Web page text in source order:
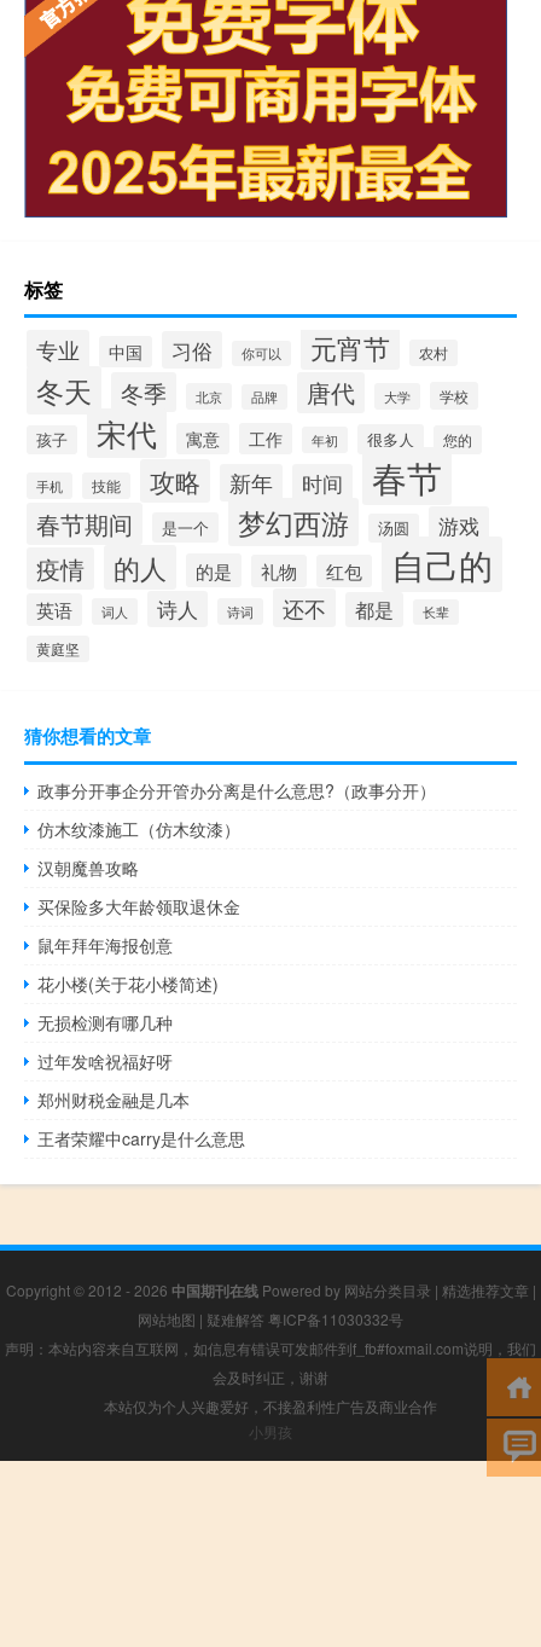
标签
专业 中国 习俗 你可以 元宵节 农村
冬天 冬季 北京 品牌 唐代 大学 学校
孩子 宋代 寓意 工作 年初 很多人 您的
手机 技能 攻略 新年 时间 春节
春节期间 是一个 梦幻西游 汤圆 游戏
疫情 的人 的是 礼物 红包 自己的
英语 词人 诗人 诗词 还不 都是 长辈
黄庭坚
猜你想看的文章
政事分开事企分开管办分离是什么意思?（政事分开）
仿木纹漆施工（仿木纹漆）
汉朝魔兽攻略
买保险多大年龄领取退休金
鼠年拜年海报创意
花小楼(关于花小楼简述)
无损检测有哪几种
过年发啥祝福好呀
郑州财税金融是几本
王者荣耀中carry是什么意思
Copyright © 2012 - 2026 中国期刊在线Powered by 网站分类目录 | 精选推荐文章 |
网站地图 | 疑难解答 粤ICP备11030332号
声明：本站内容来自互联网，如信息有错误可发邮件到f_fb#foxmail.com说明，我们
会及时纠正，谢谢
本站仅为个人兴趣爱好，不接盈利性广告及商业合作
小男孩